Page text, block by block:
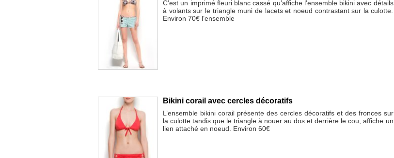
C’est un imprimé fleuri blanc cassé qu’affiche l’ensemble bikini avec détails
à volants sur le triangle muni de lacets et noeud contrastant sur la culotte.
Environ 70€ l’ensemble
Bikini corail avec cercles décoratifs
L’ensemble bikini corail présente des cercles décoratifs et des fronces sur
la culotte tandis que le triangle à nouer au dos et derrière le cou, affiche un
lien attaché en noeud. Environ 60€